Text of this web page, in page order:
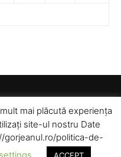
mai plăcută experiența
site-ul nostru Date
gorjeanul.ro/politica-de-